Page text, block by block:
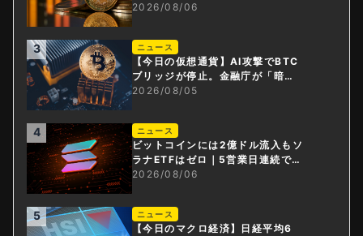
ドル減
2026/08/06
3 ニュース
【今日の仮想通貨】AI攻撃でBTC
ブリッジが停止。金融庁が「暗号
資産・ステーブルコイン課」新設
2026/08/05
4 ニュース
ビットコインには2億ドル流入もソ
ラナETFはゼロ｜5営業日連続で停
止
2026/08/06
5 ニュース
【今日のマクロ経済】日経平均6